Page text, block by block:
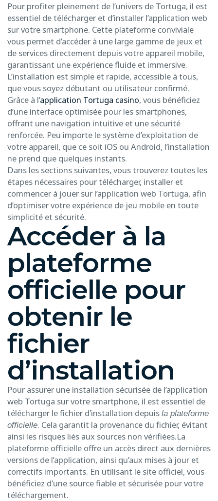
Pour profiter pleinement de l’univers de Tortuga, il est
essentiel de télécharger et d’installer l’application web
sur votre smartphone. Cette plateforme conviviale
vous permet d’accéder à une large gamme de jeux et
de services directement depuis votre appareil mobile,
garantissant une expérience fluide et immersive.
L’installation est simple et rapide, accessible à tous,
que vous soyez débutant ou utilisateur confirmé.
Grâce à l’application Tortuga casino, vous bénéficiez
d’une interface optimisée pour les smartphones,
offrant une navigation intuitive et une sécurité
renforcée. Peu importe le système d’exploitation de
votre appareil, que ce soit iOS ou Android, l’installation
ne prend que quelques instants.
Dans les sections suivantes, vous trouverez toutes les
étapes nécessaires pour télécharger, installer et
commencer à jouer sur l’application web Tortuga, afin
d’optimiser votre expérience de jeu mobile en toute
simplicité et sécurité.
Accéder à la
plateforme
officielle pour
obtenir le
fichier
d’installation
Pour assurer une installation sécurisée de l’application
web Tortuga sur votre smartphone, il est essentiel de
télécharger le fichier d’installation depuis la plateforme
officielle. Cela garantit la provenance du fichier, évitant
ainsi les risques liés aux sources non vérifiées.La
plateforme officielle offre un accès direct aux dernières
versions de l’application, ainsi qu’aux mises à jour et
correctifs importants. En utilisant le site officiel, vous
bénéficiez d’une source fiable et sécurisée pour votre
télécharge­ment.